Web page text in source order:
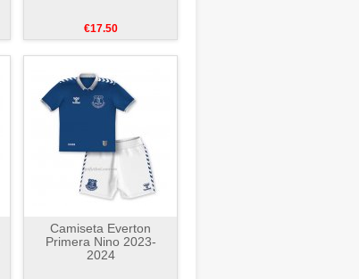
€17.50
Camiseta Everton
Primera Nino 2023-
2024